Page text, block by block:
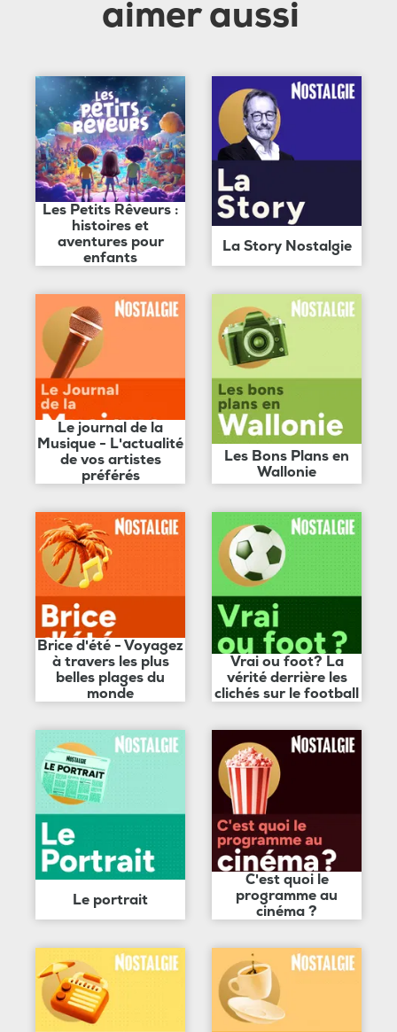
aimer aussi
Les Petits Rêveurs :
histoires et
aventures pour
enfants
La Story Nostalgie
Le journal de la
Musique - L'actualité
de vos artistes
préférés
Les Bons Plans en
Wallonie
Brice d'été - Voyagez
à travers les plus
belles plages du
monde
Vrai ou foot? La
vérité derrière les
clichés sur le football
Le portrait
C'est quoi le
programme au
cinéma ?